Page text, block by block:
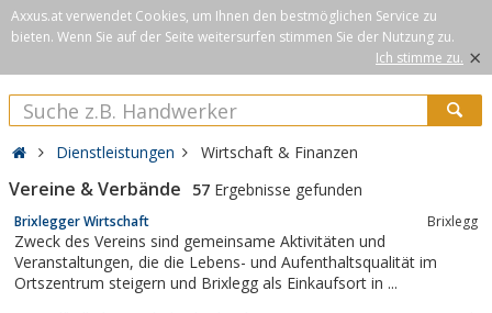
Axxus.at verwendet Cookies, um Ihnen den bestmöglichen Service zu
bieten. Wenn Sie auf der Seite weitersurfen stimmen Sie der Nutzung zu.
Ich stimme zu. ×
Dienstleistungen Wirtschaft & Finanzen
Vereine & Verbände 57 Ergebnisse gefunden
Brixlegger Wirtschaft Brixlegg
Zweck des Vereins sind gemeinsame Aktivitäten und
Veranstaltungen, die die Lebens- und Aufenthaltsqualität im
Ortszentrum steigern und Brixlegg als Einkaufsort in ...